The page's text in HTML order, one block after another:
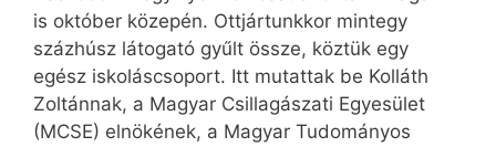
is október közepén. Ottjártunkkor mintegy
százhúsz látogató gyűlt össze, köztük egy
egész iskoláscsoport. Itt mutattak be Kolláth
Zoltánnak, a Magyar Csillagászati Egyesület
(MCSE) elnökének, a Magyar Tudományos